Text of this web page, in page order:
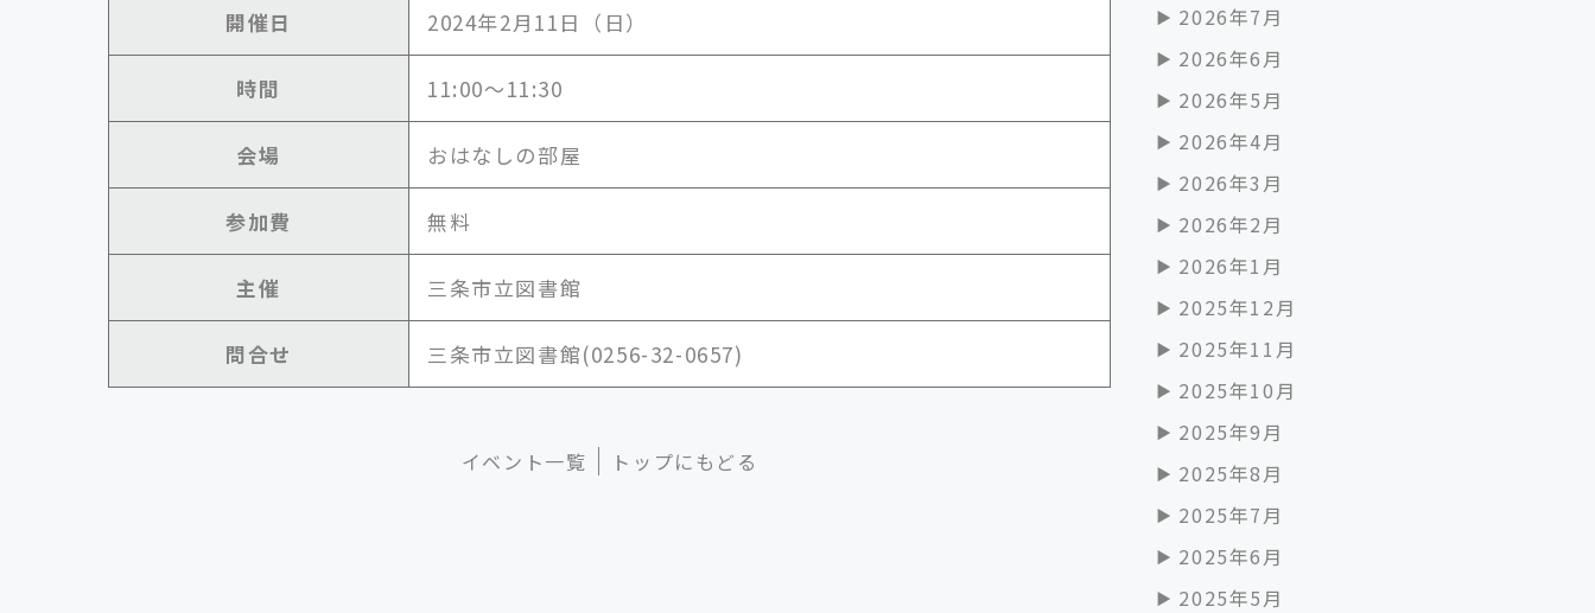
開催日 2024年2月11日（日）
時間 11:00～11:30
会場 おはなしの部屋
参加費 無料
主催 三条市立図書館
問合せ 三条市立図書館(0256-32-0657)
イベント一覧 トップにもどる
2026年7月
2026年6月
2026年5月
2026年4月
2026年3月
2026年2月
2026年1月
2025年12月
2025年11月
2025年10月
2025年9月
2025年8月
2025年7月
2025年6月
2025年5月